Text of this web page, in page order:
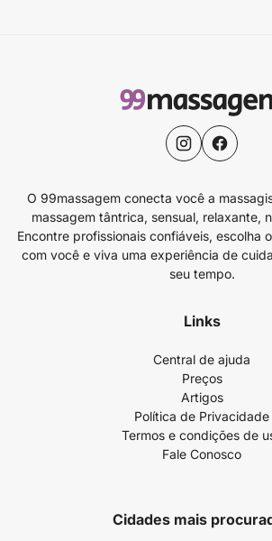
O 99massagem conecta você a
massagem tântrica, sensual, relaxante,
Encontre profissionais confiáveis, escolha
com você e viva uma experiência de
seu tempo.
Links
Central de ajuda
Preços
Artigos
Política de Privacidade
Termos e condições de
Fale Conosco
Cidades mais